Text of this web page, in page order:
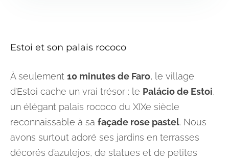
Estoi et son palais rococo
À seulement 10 minutes de Faro, le village
d’Estoi cache un vrai trésor : le Palácio de Estoi,
un élégant palais rococo du XIXe siècle
reconnaissable à sa façade rose pastel. Nous
avons surtout adoré ses jardins en terrasses
décorés d’azulejos, de statues et de petites